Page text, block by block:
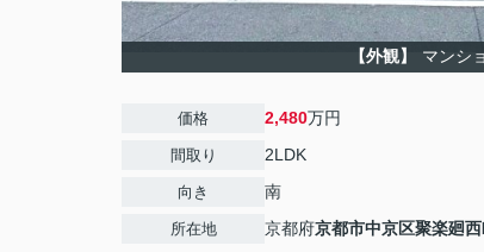
【外観】 マンシ
価格 2,480万円
間取り 2LDK
向き 南
所在地 京都府京都市中京区聚楽廻